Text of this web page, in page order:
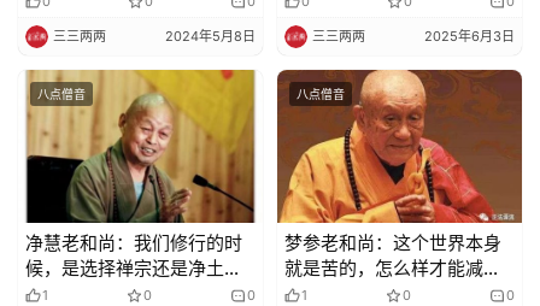
物
寺
院
视
频
三三两两 2024年5月8日 三三两两 2025年6月3日
八点僧音
净慧老和尚：我们修行的时
候，是选择禅宗还是净土
宗？
1 0 0
八点僧音
梦参老和尚：这个世界本身
就是苦的，怎么样才能减少
痛苦呢？
1 0 0